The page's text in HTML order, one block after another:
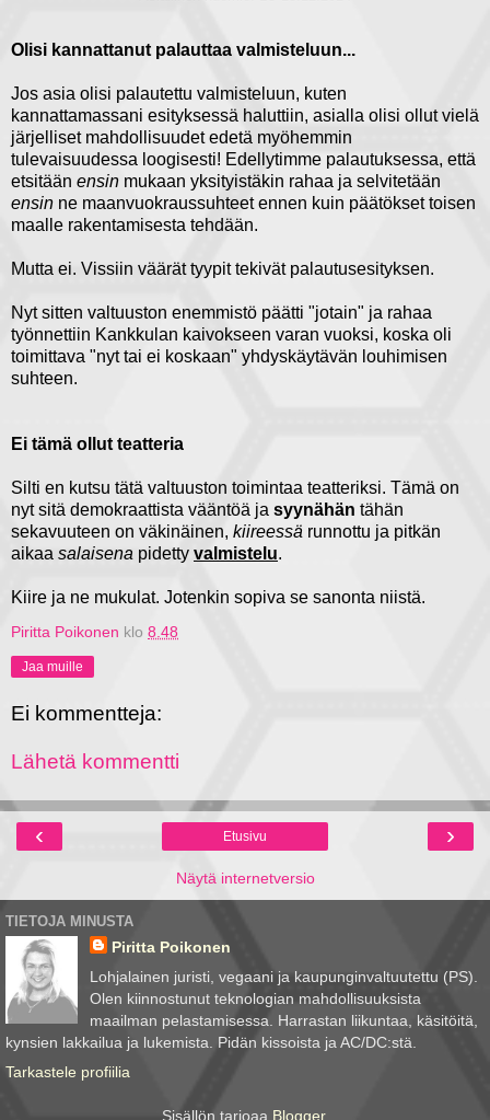
Olisi kannattanut palauttaa valmisteluun...
Jos asia olisi palautettu valmisteluun, kuten
kannattamassani esityksessä haluttiin, asialla olisi ollut vielä
järjelliset mahdollisuudet edetä myöhemmin
tulevaisuudessa loogisesti! Edellytimme palautuksessa, että
etsitään ensin mukaan yksityistäkin rahaa ja selvitetään
ensin ne maanvuokraussuhteet ennen kuin päätökset toisen
maalle rakentamisesta tehdään.
Mutta ei. Vissiin väärät tyypit tekivät palautusesityksen.
Nyt sitten valtuuston enemmistö päätti "jotain" ja rahaa
työnnettiin Kankkulan kaivokseen varan vuoksi, koska oli
toimittava "nyt tai ei koskaan" yhdyskäytävän louhimisen
suhteen.
Ei tämä ollut teatteria
Silti en kutsu tätä valtuuston toimintaa teatteriksi. Tämä on
nyt sitä demokraattista vääntöä ja syynähän tähän
sekavuuteen on väkinäinen, kiireessä runnottu ja pitkän
aikaa salaisena pidetty valmistelu.
Kiire ja ne mukulat. Jotenkin sopiva se sanonta niistä.
Piritta Poikonen klo 8.48
Jaa muille
Ei kommentteja:
Lähetä kommentti
‹ ›
Etusivu
Näytä internetversio
TIETOJA MINUSTA
Piritta Poikonen
Lohjalainen juristi, vegaani ja kaupunginvaltuutettu (PS).
Olen kiinnostunut teknologian mahdollisuuksista
maailman pelastamisessa. Harrastan liikuntaa, käsitöitä,
kynsien lakkailua ja lukemista. Pidän kissoista ja AC/DC:stä.
Tarkastele profiilia
Sisällön tarjoaa Blogger.